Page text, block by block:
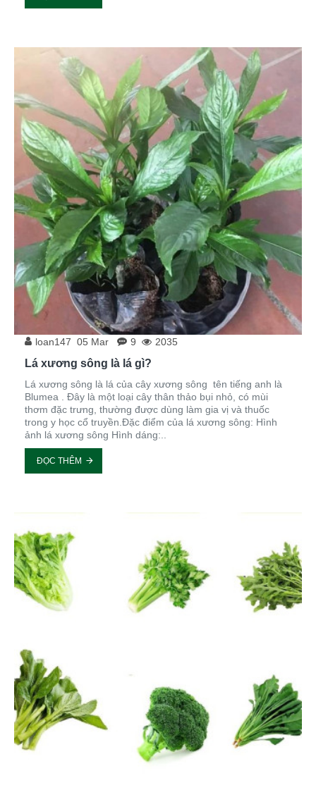
loan147 05 Mar 9 2035
Lá xương sông là lá gì?
Lá xương sông là lá của cây xương sông tên tiếng anh là
Blumea . Đây là một loại cây thân thảo bụi nhỏ, có mùi
thơm đặc trưng, thường được dùng làm gia vị và thuốc
trong y học cổ truyền.Đặc điểm của lá xương sông: Hình
ảnh lá xương sông Hình dáng:..
ĐỌC THÊM